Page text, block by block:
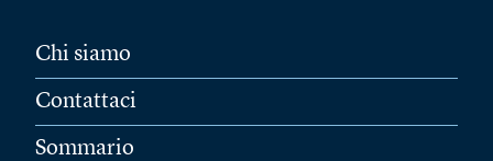
Chi siamo
Contattaci
Sommario